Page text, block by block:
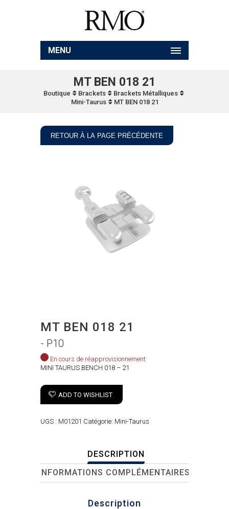
MENU
MT BEN 018 21
Boutique Brackets
Brackets Métalliques
Mini-Taurus
MT BEN 018 21
RETOUR À LA PAGE PRÉCÉDENTE
MT BEN 018 21
- P10
En cours de réapprovisionnement
MINI TAURUS BENCH 018 – 21
ADD TO WISHLIST
UGS : M01201 Catégorie: Mini-Taurus
DESCRIPTION
INFORMATIONS COMPLÉMENTAIRES
Description